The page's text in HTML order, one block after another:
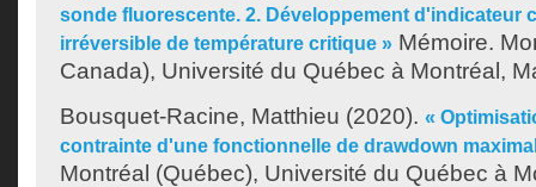
sonde fluorescente. 2. Développement d'indicateur
irréversible de température critique » Mémoire.
Canada), Université du Québec à Montréal,
Bousquet-Racine, Matthieu (2020). «
contrainte d'une fonctionnelle de drawdown
Montréal (Québec), Université du Québec à